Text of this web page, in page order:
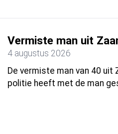
Vermiste man uit
4 augustus 2026
De vermiste man van 40 uit
politie heeft met de man